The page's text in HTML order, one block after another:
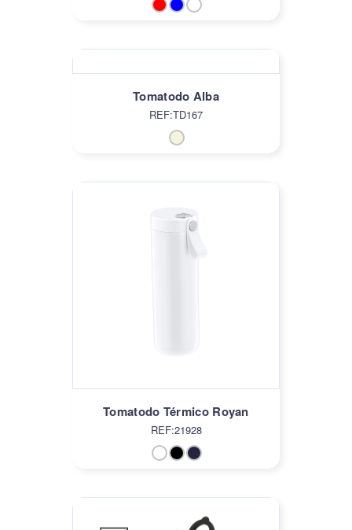
Tomatodo Alba
REF:TD167
Tomatodo Térmico Royan
REF:21928